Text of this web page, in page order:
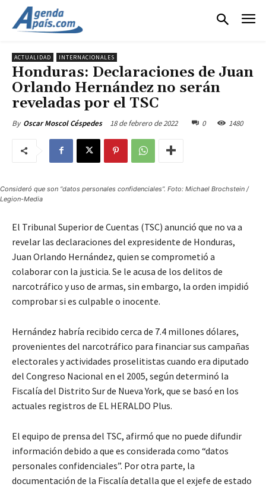
ACTUALIDAD INTERNACIONALES
Honduras: Declaraciones de Juan
Orlando Hernández no serán
reveladas por el TSC
By Oscar Moscol Céspedes 18 de febrero de 2022 0 1480
Consideró que son “datos personales confidenciales”. Foto: Michael Brochstein /
Legion-Media
El Tribunal Superior de Cuentas (TSC) anunció que no va a
revelar las declaraciones del expresidente de Honduras,
Juan Orlando Hernández, quien se comprometió a
colaborar con la justicia. Se le acusa de los delitos de
narcotráfico y uso de armas, sin embargo, la orden impidió
comprobar si es culpable o inocente.
Hernández habría recibido cerca de 7.4 millones dólares,
provenientes del narcotráfico para financiar sus campañas
electorales y actividades proselitistas cuando era diputado
del Congreso Nacional en el 2005, según determinó la
Fiscalía del Distrito Sur de Nueva York, que se basó en los
actuales registros de EL HERALDO Plus.
El equipo de prensa del TSC, afirmó que no puede difundir
información debido a que es considerada como “datos
personales confidenciales”. Por otra parte, la
documentación de la Fiscalía detalla que el exjefe de estado